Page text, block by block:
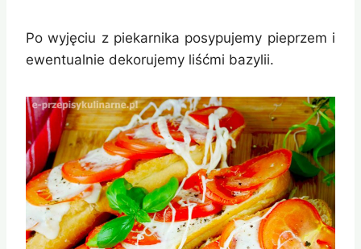
Po wyjęciu z piekarnika posypujemy pieprzem i
ewentualnie dekorujemy liśćmi bazylii.